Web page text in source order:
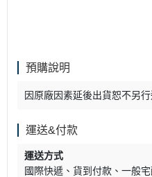
預購說明
因原廠因素延後出貨恕不另
運送&付款
運送方式
國際快遞
貨到付款 一般